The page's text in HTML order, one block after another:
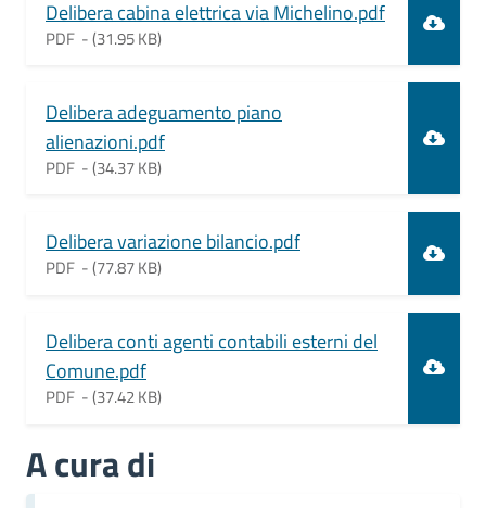
Delibera cabina elettrica via Michelino.pdf
PDF -(31.95 KB)
Delibera adeguamento piano
alienazioni.pdf
PDF -(34.37 KB)
Delibera variazione bilancio.pdf
PDF -(77.87 KB)
Delibera conti agenti contabili esterni del
Comune.pdf
PDF -(37.42 KB)
A cura di